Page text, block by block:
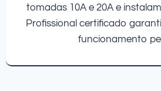
tomadas 10A e 20A e
Profissional certificado
funcionamento